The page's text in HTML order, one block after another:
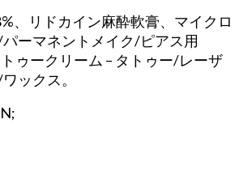
、リドカイン麻酔軟膏、マイクロ
ーマネントメイク/ピアス用
ゥークリーム – タトゥー/レーザ
ックス。